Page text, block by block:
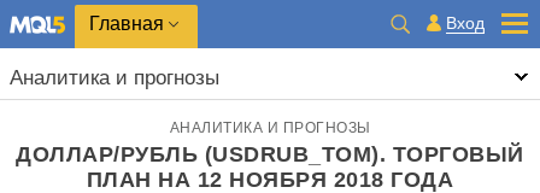
Главная Вход
Аналитика и прогнозы
АНАЛИТИКА И ПРОГНОЗЫ
ДОЛЛАР/РУБЛЬ (USDRUB_TOM). ТОРГОВЫЙ
ПЛАН НА 12 НОЯБРЯ 2018 ГОДА